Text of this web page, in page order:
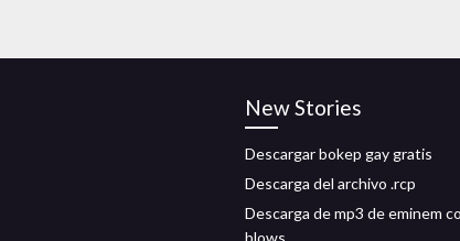
New Stories
Descargar bokep gay gratis
Descarga del archivo .rcp
Descarga de mp3 de eminem
blows